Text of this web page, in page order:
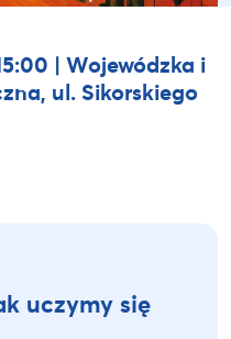
| Wojewódzka i
ul. Sikorskiego
uczymy się